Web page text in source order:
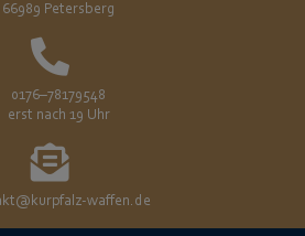
66989 Petersberg
0176–78179548
erst nach 19 Uhr
waffen.de